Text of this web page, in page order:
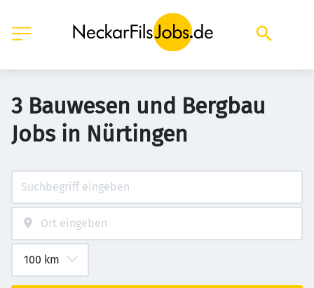
3 Bauwesen und Bergbau
Jobs in Nürtingen